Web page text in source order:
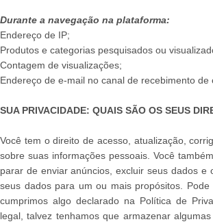
Durante a navegação na plataforma:
Endereço de IP;
Produtos e categorias pesquisados ou
Contagem de visualizações;
Endereço de e-mail no canal de recebimento de
SUA PRIVACIDADE: QUAIS SÃO OS SEUS
Você tem o direito de acesso, atualização,
sobre suas informações pessoais. Você
parar de enviar anúncios, excluir seus dados e
seus dados para um ou mais propósitos.
cumprimos algo declarado na Política de
legal, talvez tenhamos que armazenar